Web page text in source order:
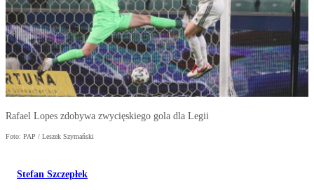
Rafael Lopes zdobywa zwycięskiego gola dla Legii
Foto: PAP / Leszek Szymański
Stefan Szczepłek